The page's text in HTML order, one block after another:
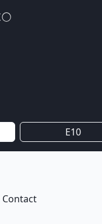
E10